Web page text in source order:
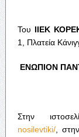
Του ΙΙΕΚ
1, Πλατεία
ΕΝΩΠΙΟΝ
Στην
nosilevtiki/,